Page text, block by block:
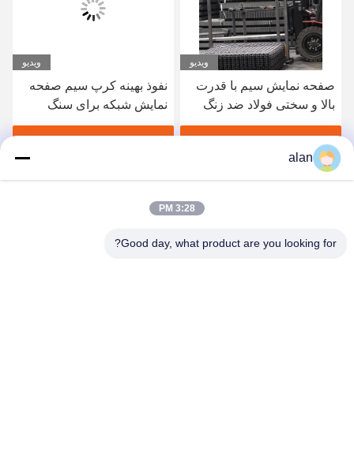
ویدیو
صفحه نمایش سیم با قدرت
بالا و سختی فولاد ضد زنگ
برای صنعت شیمیایی
بهترین قیمت رو بدست بیار
ویدیو
نفوذ بهینه کرپ سیم صفحه
نمایش شبکه برای سنگ
شکن سنگ شکن ذغال سنگ
alan
3:28 PM
Good day, what product are you looking for?